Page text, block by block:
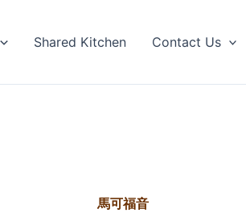
Shared Kitchen Contact Us
馬可福音